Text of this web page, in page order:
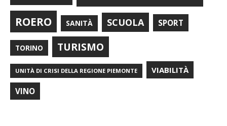
ROERO SANITÀ SCUOLA SPORT
TORINO TURISMO
UNITÀ DI CRISI DELLA REGIONE PIEMONTE VIABILITÀ
VINO